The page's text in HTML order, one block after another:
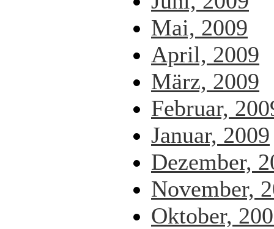
Mai, 2009
April, 2009
März, 2009
Februar,
Januar, 2009
Dezember,
November,
Oktober,